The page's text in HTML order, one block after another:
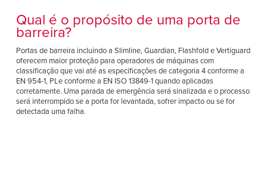
Qual é o propósito de uma porta de
barreira?
Portas de barreira incluindo a Slimline, Guardian, Flashfold e Vertiguard
oferecem maior proteção para operadores de máquinas com
classificação que vai até as especificações de categoria 4 conforme a
EN 954-1, PLe conforme a EN ISO 13849-1 quando aplicadas
corretamente. Uma parada de emergência será sinalizada e o processo
será interrompido se a porta for levantada, sofrer impacto ou se for
detectada uma falha.